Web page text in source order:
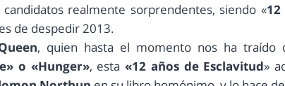
realmente sorprendentes, siendo «
de despedir 2013.
, quien hasta el momento nos ha traído
o «Hunger», esta«12 años de Esclavitud»